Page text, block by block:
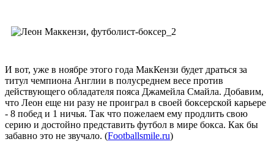
И вот, уже в ноябре этого года МакКензи будет драться за
титул чемпиона Англии в полусреднем весе против
действующего обладателя пояса Джамейла Смайла. Добавим,
что Леон еще ни разу не проиграл в своей боксерской карьере
- 8 побед и 1 ничья. Так что пожелаем ему продлить свою
серию и достойно представить футбол в мире бокса. Как бы
забавно это не звучало. (Footballsmile.ru)